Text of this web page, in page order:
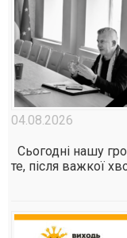
04.08.2026
Сьогодні нашу
те, після важкої